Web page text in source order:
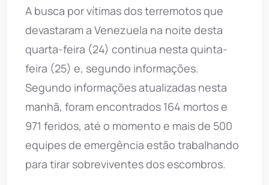
A busca por vítimas dos terremotos que
devastaram a Venezuela na noite desta
quarta-feira (24) continua nesta quinta-
feira (25) e, segundo informações.
Segundo informações atualizadas nesta
manhã, foram encontrados 164 mortos e
971 feridos, até o momento e mais de 500
equipes de emergência estão trabalhando
para tirar sobreviventes dos escombros.